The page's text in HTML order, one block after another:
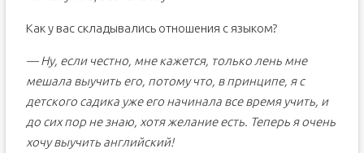
Как у вас складывались отношения с языком?
— Ну, если честно, мне кажется, только лень мне
мешала выучить его, потому что, в принципе, я с
детского садика уже его начинала все время учить, и
до сих пор не знаю, хотя желание есть. Теперь я очень
хочу выучить английский!